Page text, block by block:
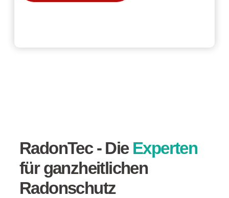
RadonTec - Die Experten
für ganzheitlichen
Radonschutz